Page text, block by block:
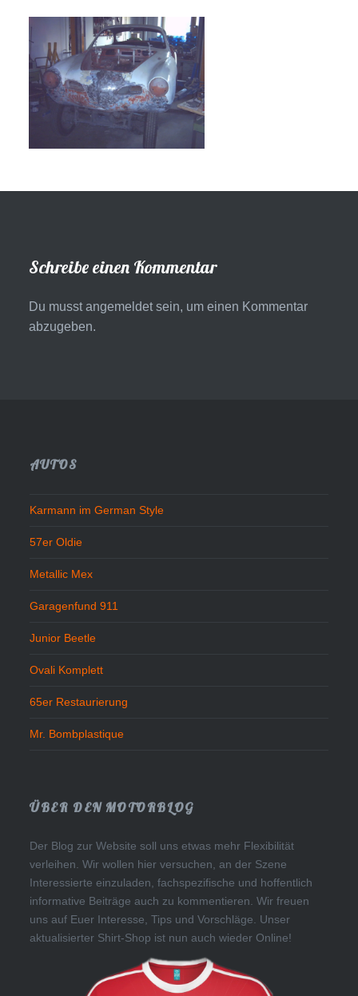
Schreibe einen Kommentar
Du musst angemeldetsein, um einen Kommentar
abzugeben.
AUTOS
Karmann im German Style
57er Oldie
Metallic Mex
Garagenfund 911
Junior Beetle
Ovali Komplett
65er Restaurierung
Mr. Bombplastique
ÜBER DEN MOTORBLOG
Der Blog zur Website soll uns etwas mehr Flexibilität
verleihen. Wir wollen hier versuchen, an der Szene
Interessierte einzuladen, fachspezifische und hoffentlich
informative Beiträge auch zu kommentieren. Wir freuen
uns auf Euer Interesse, Tips und Vorschläge. Unser
aktualisierter Shirt-Shop ist nun auch wieder Online!